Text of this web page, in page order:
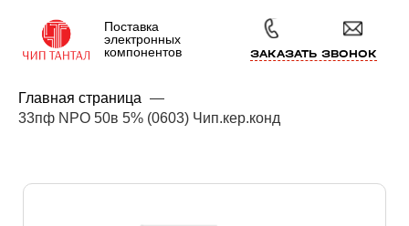
Поставка
электронных
компонентов
ЗАКАЗАТЬ ЗВОНОК
Главная страница —
33пф NPO 50в 5% (0603) Чип.кер.конд